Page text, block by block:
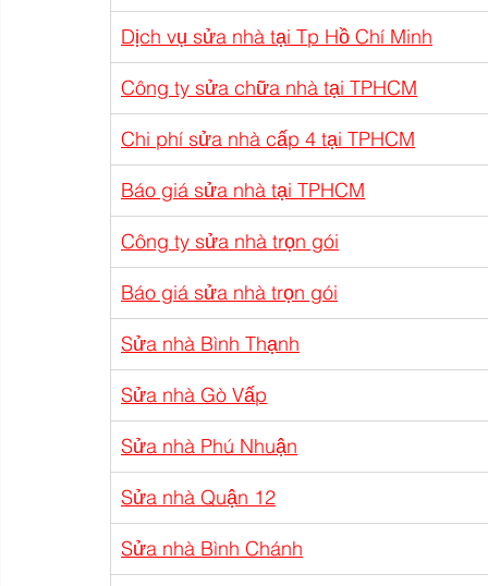
Dịch vụ sửa nhà tại Tp Hồ Chí Minh
Công ty sửa chữa nhà tại TPHCM
Chi phí sửa nhà cấp 4 tại TPHCM
Báo giá sửa nhà tại TPHCM
Công ty sửa nhà trọn gói
Báo giá sửa nhà trọn gói
Sửa nhà Bình Thạnh
Sửa nhà Gò Vấp
Sửa nhà Phú Nhuận
Sửa nhà Quận 12
Sửa nhà Bình Chánh